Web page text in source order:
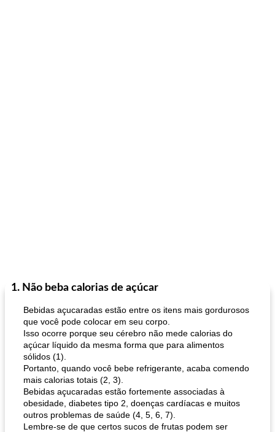
1. Não beba calorias de açúcar
Bebidas açucaradas estão entre os itens mais gordurosos
que você pode colocar em seu corpo.
Isso ocorre porque seu cérebro não mede calorias do
açúcar líquido da mesma forma que para alimentos
sólidos (1).
Portanto, quando você bebe refrigerante, acaba comendo
mais calorias totais (2, 3).
Bebidas açucaradas estão fortemente associadas à
obesidade, diabetes tipo 2, doenças cardíacas e muitos
outros problemas de saúde (4, 5, 6, 7).
Lembre-se de que certos sucos de frutas podem ser